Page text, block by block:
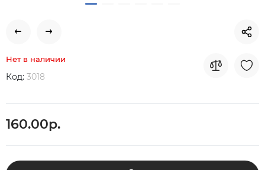
Нет в наличии
Код: 3018
160.00р.